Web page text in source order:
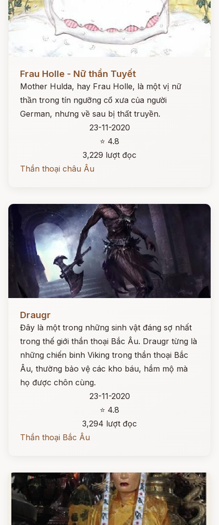
Frau Holle - Nữ thần Tuyết
Mother Hulda, hay Frau Holle, là một vị nữ
thần trong tín ngưỡng cổ xưa của người
German, nhưng về sau bị thất truyền.
23-11-2020
⭐ 4.8
3,229 lượt đọc
Thần thoại châu Âu
Draugr
Đây là một trong những sinh vật đáng sợ nhất
trong thế giới thần thoại Bắc Âu. Draugr từng là
những chiến binh Viking trong thần thoại Bắc
Âu, thường bảo vệ các kho báu, hầm mộ mà
họ được chôn cùng.
23-11-2020
⭐ 4.8
3,294 lượt đọc
Thần thoại Bắc Âu